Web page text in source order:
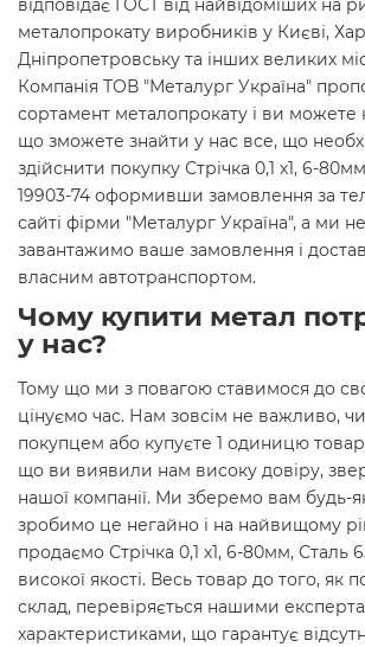
відповідає ГОСТ від найвідоміших на
металопрокату виробників у Києві,
Дніпропетровську та інших великих
Компанія ТОВ "Металург Україна"
сортамент металопрокату і ви можете
що зможете знайти у нас все, що
здійснити покупку Стрічка 0,1 х1, 6-
19903-74 оформивши замовлення за
сайті фірми "Металург Україна", а ми
завантажимо ваше замовлення і
власним автотранспортом.
Чому купити метал
у нас?
Тому що ми з повагою ставимося до
цінуємо час. Нам зовсім не важливо,
покупцем або купуєте 1 одиницю
що ви виявили нам високу довіру,
нашої компанії. Ми зберемо вам будь-
зробимо це негайно і на найвищому
продаємо Стрічка 0,1 х1, 6-80мм, Сталь
високої якості. Весь товар до того, як
склад, перевіряється нашими
характеристиками, що гарантує